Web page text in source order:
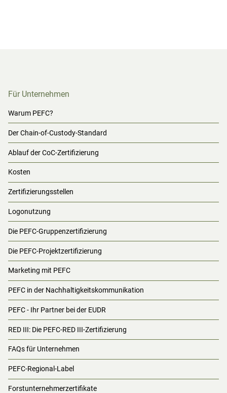
Für Unternehmen
Warum PEFC?
Der Chain-of-Custody-Standard
Ablauf der CoC-Zertifizierung
Kosten
Zertifizierungsstellen
Logonutzung
Die PEFC-Gruppenzertifizierung
Die PEFC-Projektzertifizierung
Marketing mit PEFC
PEFC in der Nachhaltigkeitskommunikation
PEFC - Ihr Partner bei der EUDR
RED III: Die PEFC-RED III-Zertifizierung
FAQs für Unternehmen
PEFC-Regional-Label
Forstunternehmerzertifikate